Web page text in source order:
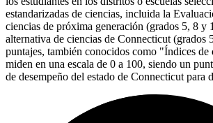
estandarizadas de ciencias, incluida la
ciencias de próxima generación (grados 5, 8 y
alternativa de ciencias de Connecticut (grados
puntajes, también conocidos como "Índices de
miden en una escala de 0 a 100, siendo un
de desempeño del estado de Connecticut para